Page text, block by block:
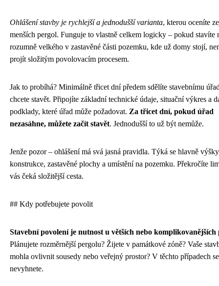
Ohlášení stavby je rychlejší a jednodušší varianta, kterou oceníte
menších pergol. Funguje to vlastně celkem logicky – pokud stavíte
rozumně velkého v zastavěné části pozemku, kde už domy stojí,
projít složitým povolovacím procesem.
Jak to probíhá? Minimálně třicet dní předem sdělíte stavebnímu
chcete stavět. Připojíte základní technické údaje, situační výkres a
podklady, které úřad může požadovat. Za třicet dní, pokud úřad
nezasáhne, můžete začít stavět. Jednodušší to už být nemůže.
Jenže pozor – ohlášení má svá jasná pravidla. Týká se hlavně výšky
konstrukce, zastavěné plochy a umístění na pozemku. Překročíte
vás čeká složitější cesta.
## Kdy potřebujete povolit
Stavební povolení je nutnost u větších nebo
Plánujete rozměrnější pergolu? Žijete v památkové zóně? Vaše
mohla ovlivnit sousedy nebo veřejný prostor? V těchto případech
nevyhnete.